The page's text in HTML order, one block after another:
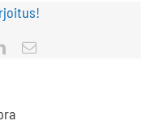
LinkedInSähköposti